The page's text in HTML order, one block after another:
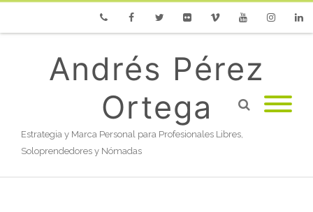
Andrés Pérez
Ortega
Estrategia y Marca Personal para Profesionales Libres,
Soloprendedores y Nómadas